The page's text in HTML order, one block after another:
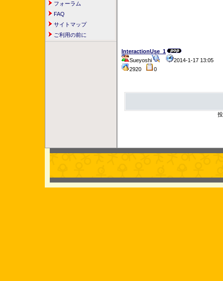
フォーラム
FAQ
サイトマップ
ご利用の前に
InteractionUse_1
Sueyoshi
2014-1-17 13:05
2920
0